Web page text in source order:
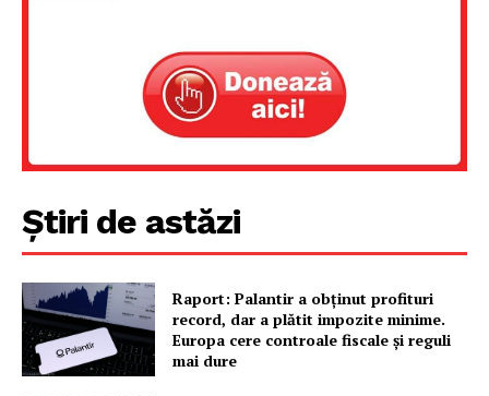
Știri de astăzi
Raport: Palantir a obținut profituri
record, dar a plătit impozite minime.
Europa cere controale fiscale și reguli
mai dure